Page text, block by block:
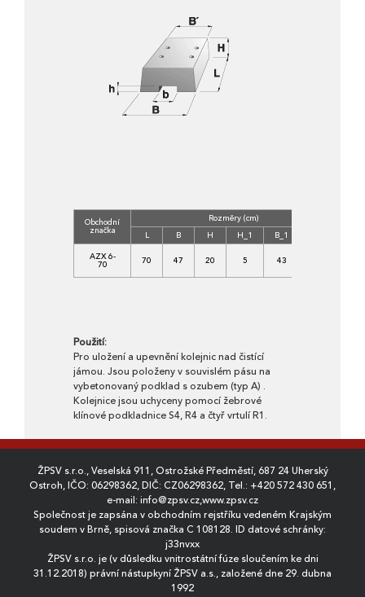
Obchodní
značka
Rozměry (cm)
L B H H_1 B_1
AZX 6-
70 70 47 20 5 43
Použití:
Pro uložení a upevnění kolejnic nad čistící
jámou. Jsou položeny v souvislém pásu na
vybetonovaný podklad s ozubem (typ A) .
Kolejnice jsou uchyceny pomocí žebrové
klínové podkladnice S4, R4 a čtyř vrtulí R1.
ŽPSV s.r.o., Veselská 911, Ostrožské Předměstí, 687 24 Uherský
Ostroh, IČO: 06298362, DIČ: CZ06298362, Tel.: +420 572 430 651 ,
e-mail: info@zpsv.cz,www.zpsv.cz
Společnost je zapsána v obchodním rejstříku vedeném Krajským
soudem v Brně, spisová značka C 108128. ID datové schránky:
j33nvxx
ŽPSV s.r.o. je (v důsledku vnitrostátní fúze sloučením ke dni
31.12.2018) právní nástupkyní ŽPSV a.s., založené dne 29. dubna
1992